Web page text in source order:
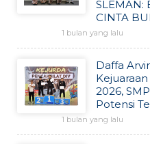
SLEMAN:
CINTA
1 bulan yang lalu
Daffa
2026,
Potensi
1 bulan yang lalu